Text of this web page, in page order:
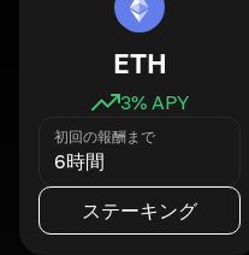
ETH
3% APY
初回の報酬まで
6時間
ステーキング